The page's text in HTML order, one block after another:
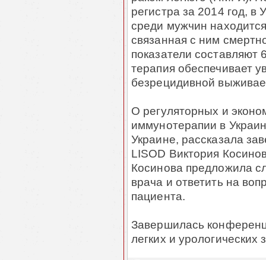
регистра за 2014 год, в
среди мужчин
связанная с ним
показатели составляют
терапия обеспечивает
безрецидивной
О регуляторных и
иммунотерапии в
Украине, рассказала
LISOD Виктория
Косинова предложила
врача и ответить на
пациента.
Завершилась
легких и